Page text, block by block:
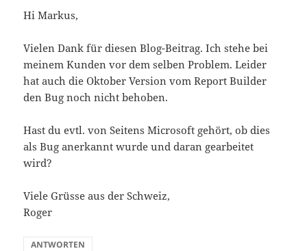
Hi Markus,
Vielen Dank für diesen Blog-Beitrag. Ich stehe bei
meinem Kunden vor dem selben Problem. Leider
hat auch die Oktober Version vom Report Builder
den Bug noch nicht behoben.
Hast du evtl. von Seitens Microsoft gehört, ob dies
als Bug anerkannt wurde und daran gearbeitet
wird?
Viele Grüsse aus der Schweiz,
Roger
ANTWORTEN